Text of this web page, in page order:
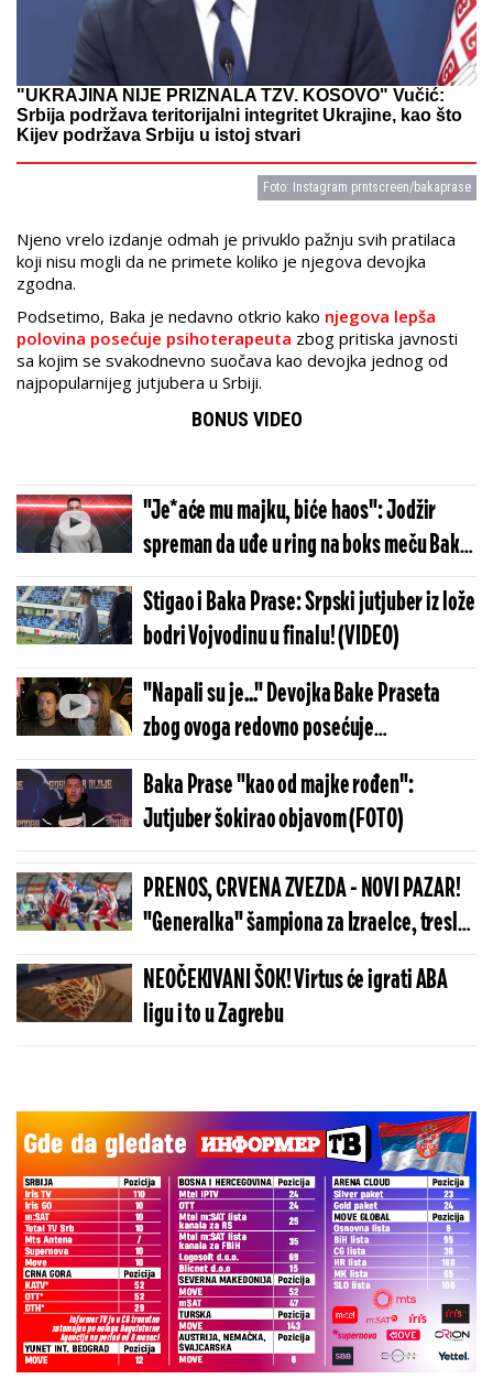
Foto: Instagram prntscreen/bakaprase
"UKRAJINA NIJE PRIZNALA TZV. KOSOVO" Vučić:
Srbija podržava teritorijalni integritet Ukrajine, kao što
Kijev podržava Srbiju u istoj stvari
Njeno vrelo izdanje odmah je privuklo pažnju svih pratilaca
koji nisu mogli da ne primete koliko je njegova devojka
zgodna.
Podsetimo, Baka je nedavno otkrio kako njegova lepša
polovina posećuje psihoterapeuta zbog pritiska javnosti
sa kojim se svakodnevno suočava kao devojka jednog od
najpopularnijeg jutjubera u Srbiji.
BONUS VIDEO
"Je*aće mu majku, biće haos": Jodžir
spreman da uđe u ring na boks meču Bake
Praseta
Stigao i Baka Prase: Srpski jutjuber iz lože
bodri Vojvodinu u finalu! (VIDEO)
"Napali su je..." Devojka Bake Praseta
zbog ovoga redovno posećuje
psihoterapeuta
Baka Prase "kao od majke rođen":
Jutjuber šokirao objavom (FOTO)
PRENOS, CRVENA ZVEZDA - NOVI PAZAR!
"Generalka" šampiona za Izraelce, tresle
se konstrukcije na oba gola!
NEOČEKIVANI ŠOK! Virtus će igrati ABA
ligu i to u Zagrebu